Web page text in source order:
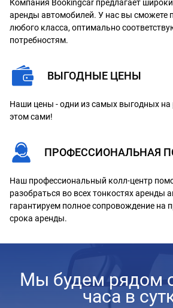
Компания Bookingcar предлагает
аренды автомобилей. У нас вы сможете
любого класса, оптимально
потребностям.
ВЫГОДНЫЕ ЦЕНЫ
Наши цены - одни из самых выгодных на
этом сами!
ПРОФЕССИОНАЛЬНАЯ
Наш профессиональный колл-центр
разобраться во всех тонкостях аренды
гарантируем полное сопровождение на
срока аренды.
Мы будем рядом
часа в